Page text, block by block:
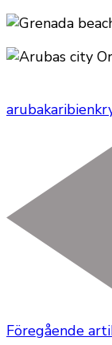
arubakaribien
Föregående